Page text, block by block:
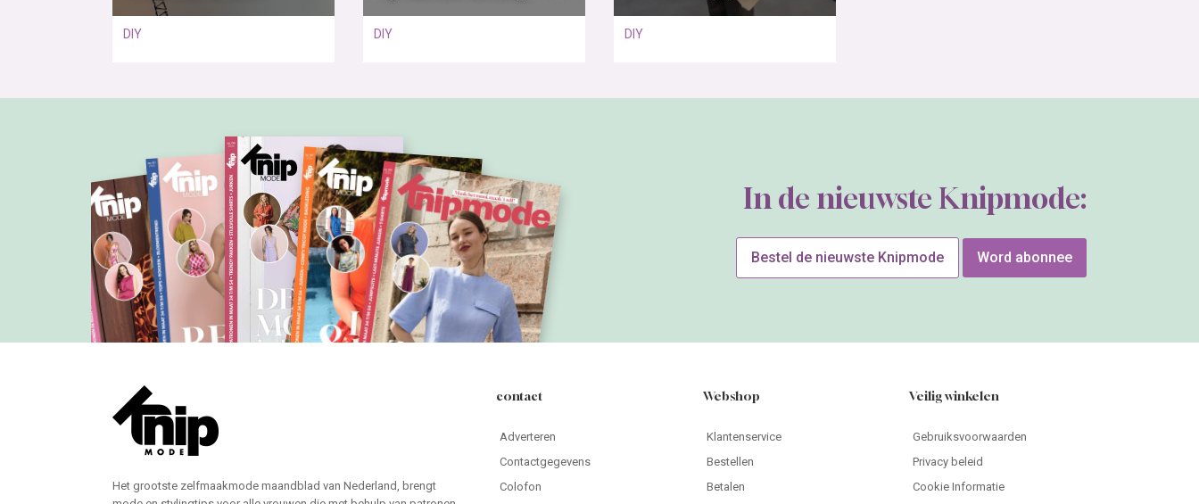
DIY DIY DIY
In de nieuwste Knipmode:
Bestel de nieuwste Knipmode Word abonnee
Het grootste zelfmaakmode maandblad van Nederland, brengt
contact
Adverteren
Contactgegevens
Colofon
Webshop
Klantenservice
Bestellen
Betalen
Veilig winkelen
Gebruiksvoorwaarden
Privacy beleid
Cookie Informatie